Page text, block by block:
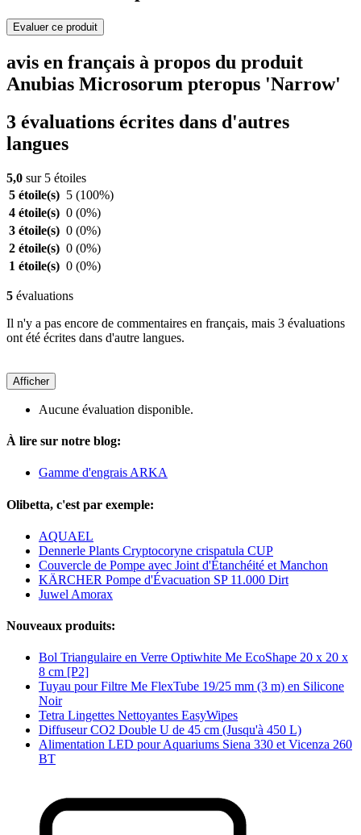
Evaluer ce produit
avis en français à propos du produit
Anubias Microsorum pteropus 'Narrow'
3 évaluations écrites dans d'autres
langues
5,0 sur 5 étoiles
5 étoile(s) 5 (100%)
4 étoile(s) 0 (0%)
3 étoile(s) 0 (0%)
2 étoile(s) 0 (0%)
1 étoile(s) 0 (0%)
5 évaluations
Il n'y a pas encore de commentaires en français, mais 3 évaluations
ont été écrites dans d'autre langues.
Afficher
Aucune évaluation disponible.
À lire sur notre blog:
Gamme d'engrais ARKA
Olibetta, c'est par exemple:
AQUAEL
Dennerle Plants Cryptocoryne crispatula CUP
Couvercle de Pompe avec Joint d'Étanchéité et Manchon
KÄRCHER Pompe d'Évacuation SP 11.000 Dirt
Juwel Amorax
Nouveaux produits:
Bol Triangulaire en Verre Optiwhite Me EcoShape 20 x 20 x
8 cm [P2]
Tuyau pour Filtre Me FlexTube 19/25 mm (3 m) en Silicone
Noir
Tetra Lingettes Nettoyantes EasyWipes
Diffuseur CO2 Double U de 45 cm (Jusqu'à 450 L)
Alimentation LED pour Aquariums Siena 330 et Vicenza 260
BT